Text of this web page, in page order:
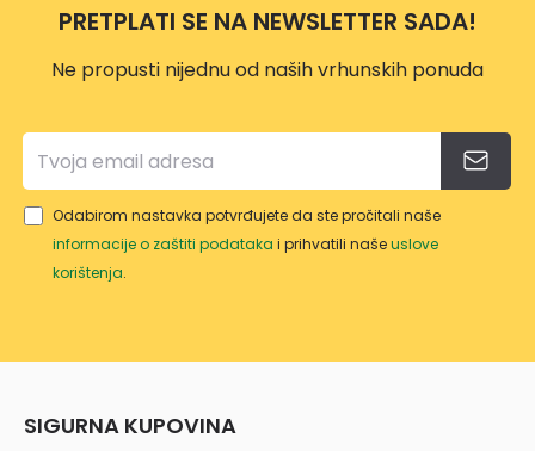
PRETPLATI SE NA NEWSLETTER SADA!
Ne propusti nijednu od naših vrhunskih ponuda
Odabirom nastavka potvrđujete da ste pročitali naše
informacije o zaštiti podataka i prihvatili našeuslove
korištenja.
SIGURNA KUPOVINA